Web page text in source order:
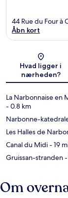
44 Rue du Four à
Åbn kort
Hvad ligger i
nærheden?
La Narbonnaise en
- 0.8 km
Narbonne-
Les Halles de
Canal du Midi- 19
Gruissan-stranden
Om